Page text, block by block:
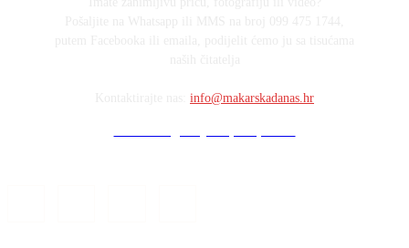
info@makarskadanas.hr